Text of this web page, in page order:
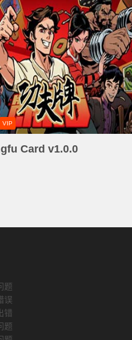
VIP
Card v1.0.0
题
误
错
题